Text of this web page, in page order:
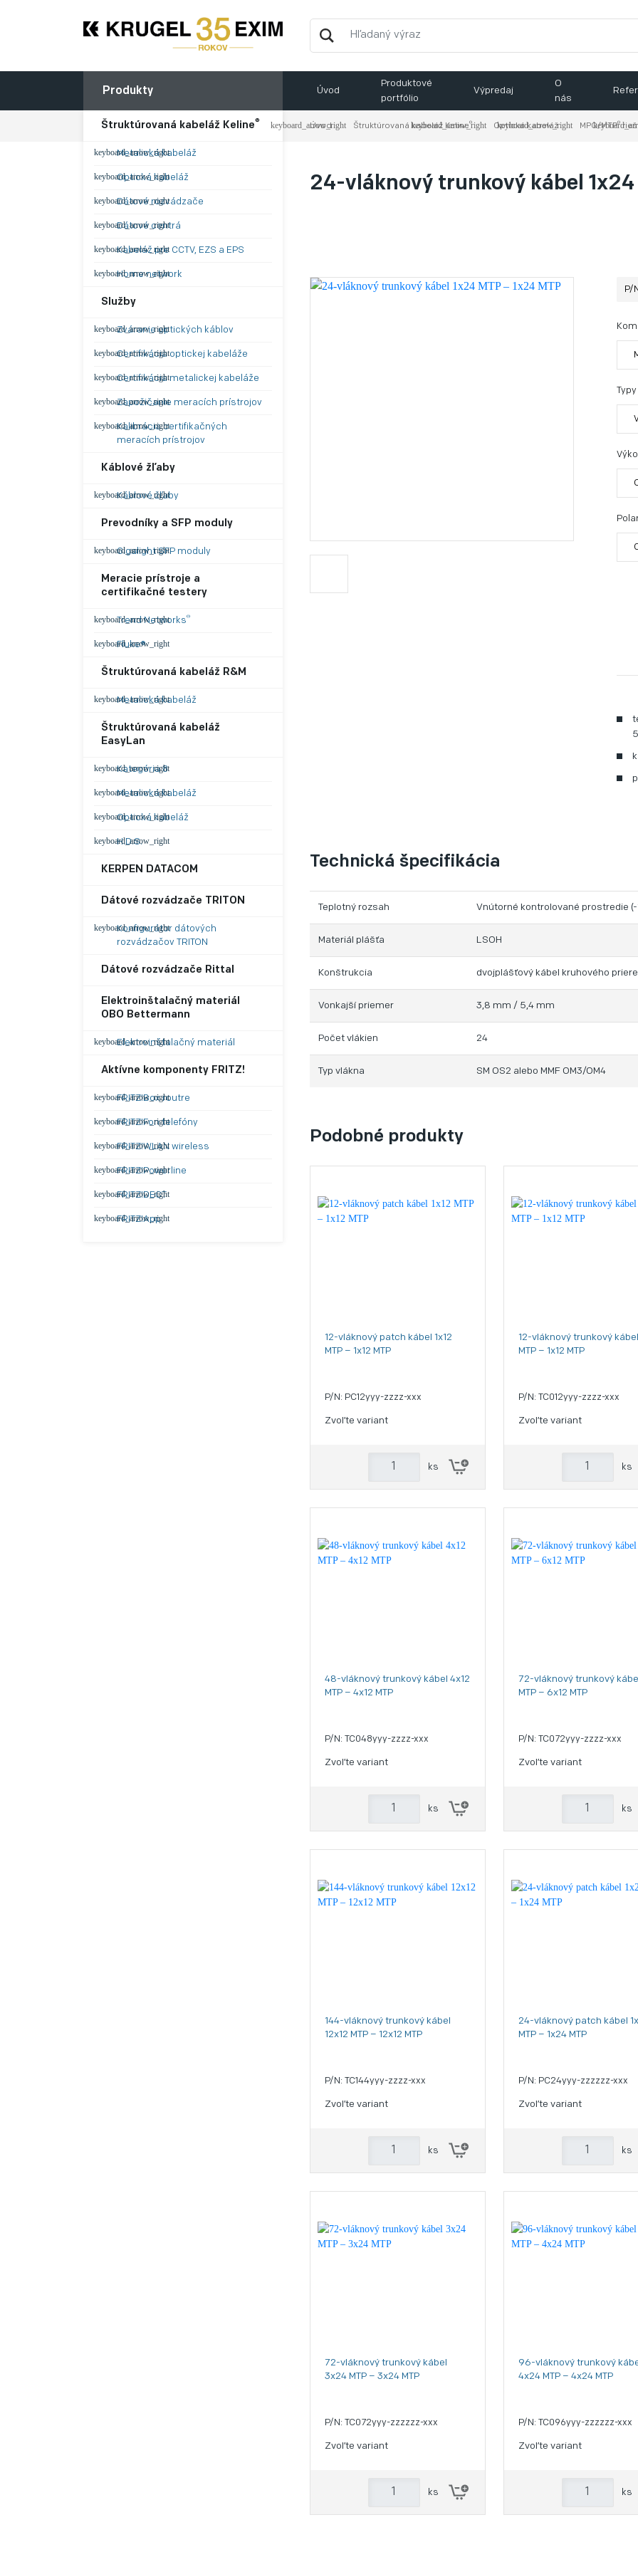
Produkty Úvod
Produktové
portfólio
Výpredaj
O
nás
Štruktúrovaná kabeláž Keline®
Metalická kabeláž
Optická kabeláž
Dátové rozvádzače
Dátové centrá
Kabeláž pre CCTV, EZS a EPS
Home network
Služby
Zváranie optických káblov
Certifikácia optickej kabeláže
Certifikácia metalickej kabeláže
Zapožičanie meracích prístrojov
Kalibrácia certifikačných
meracích prístrojov
Káblové žľaby
Káblové žľaby
Prevodníky a SFP moduly
Gigalight SFP moduly
Meracie prístroje a
certifikačné testery
Trend Networks®
Fluke®
Štruktúrovaná kabeláž R&M
Metalická kabeláž
Štruktúrovaná kabeláž
EasyLan
Kategória 8
Metalická kabeláž
Optická kabeláž
H.D.S.
KERPEN DATACOM
Dátové rozvádzače TRITON
Konfigurátor dátových
rozvádzačov TRITON
Dátové rozvádzače Rittal
Elektroinštalačný materiál
OBO Bettermann
Elektroinštalačný materiál
Aktívne komponenty FRITZ!
FRITZ!Box routre
FRITZ!Fon telefóny
FRITZ!WLAN wireless
FRITZ!Powerline
FRITZ!DECT
FRITZ!App
Úvod Štruktúrovaná kabeláž Keline® Optická kabeláž MPO/MTP®
24-vláknový trunkový kábel 1x24
P/
Technická špecifikácia
Teplotný rozsah Vnútorné kontrolované prostredie
Materiál plášťa LSOH
Konštrukcia dvojplášťový kábel kruhového
Vonkajší priemer 3,8 mm / 5,4 mm
Počet vlákien 24
Typ vlákna SM OS2 alebo MMF OM3/OM4
Podobné produkty
12-vláknový patch kábel 1x12
MTP – 1x12 MTP
P/N: PC12yyy-zzzz-xxx
Zvoľte variant
ks
12-vláknový trunkový kábel
MTP – 1x12 MTP
P/N: TC012yyy-zzzz-xxx
Zvoľte variant
ks
48-vláknový trunkový kábel 4x12
MTP – 4x12 MTP
P/N: TC048yyy-zzzz-xxx
Zvoľte variant
ks
72-vláknový trunkový
MTP – 6x12 MTP
P/N: TC072yyy-zzzz-xxx
Zvoľte variant
ks
144-vláknový trunkový kábel
12x12 MTP – 12x12 MTP
P/N: TC144yyy-zzzz-xxx
Zvoľte variant
ks
24-vláknový patch kábel
MTP – 1x24 MTP
P/N: PC24yyy-zzzzzz-xxx
Zvoľte variant
ks
72-vláknový trunkový kábel
3x24 MTP – 3x24 MTP
P/N: TC072yyy-zzzzzz-xxx
Zvoľte variant
ks
96-vláknový trunkový
4x24 MTP – 4x24 MTP
P/N: TC096yyy-zzzzzz-xxx
Zvoľte variant
ks